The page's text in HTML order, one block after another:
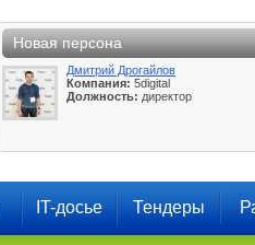
Новая персона
Дмитрий Дрогайлов
Компания: 5digital
Должность: директор
IT-досье Тендеры